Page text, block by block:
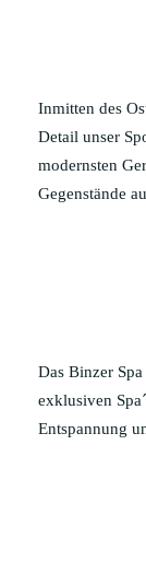
Inmitten des
Detail unser
modernsten
Gegenstände
Das Binzer
exklusiven
Entspannung